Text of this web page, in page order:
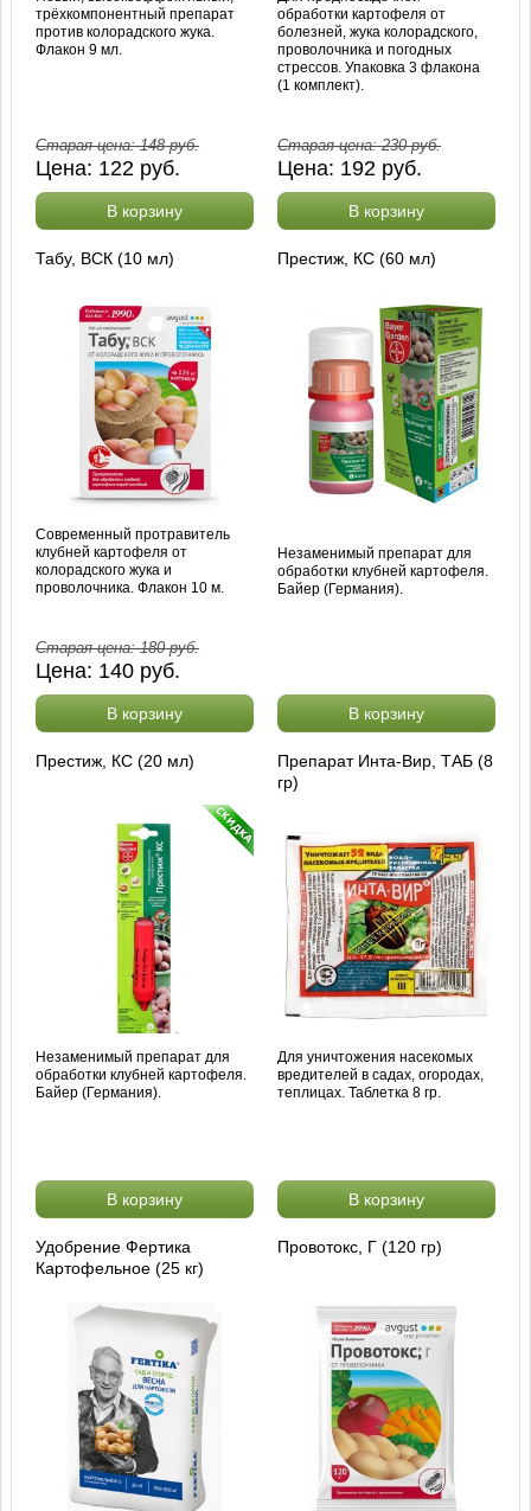
трёхкомпонентный препарат
против колорадского жука.
Флакон 9 мл.
Старая цена:148руб.
Цена: 122 руб.
В корзину
обработки картофеля от
болезней, жука колорадского,
проволочника и погодных
стрессов. Упаковка 3 флакона
(1 комплект).
Старая цена:230руб.
Цена: 192 руб.
В корзину
Табу, ВСК (10 мл)
Современный протравитель
клубней картофеля от
колорадского жука и
проволочника. Флакон 10 м.
Старая цена:180руб.
Цена: 140 руб.
В корзину
Престиж, КС (60 мл)
Незаменимый препарат для
обработки клубней картофеля.
Байер (Германия).
В корзину
Престиж, КС (20 мл)
Незаменимый препарат для
обработки клубней картофеля.
Байер (Германия).
В корзину
Препарат Инта-Вир, ТАБ (8
гр)
Для уничтожения насекомых
вредителей в садах, огородах,
теплицах. Таблетка 8 гр.
В корзину
Удобрение Фертика
Картофельное (25 кг)
Провотокс, Г (120 гр)